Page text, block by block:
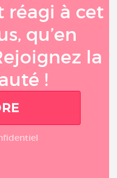
réagi à cet
qu’en
la
!